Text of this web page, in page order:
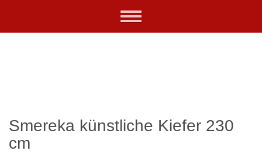
Toggle
Smereka künstliche Kiefer 230
cm